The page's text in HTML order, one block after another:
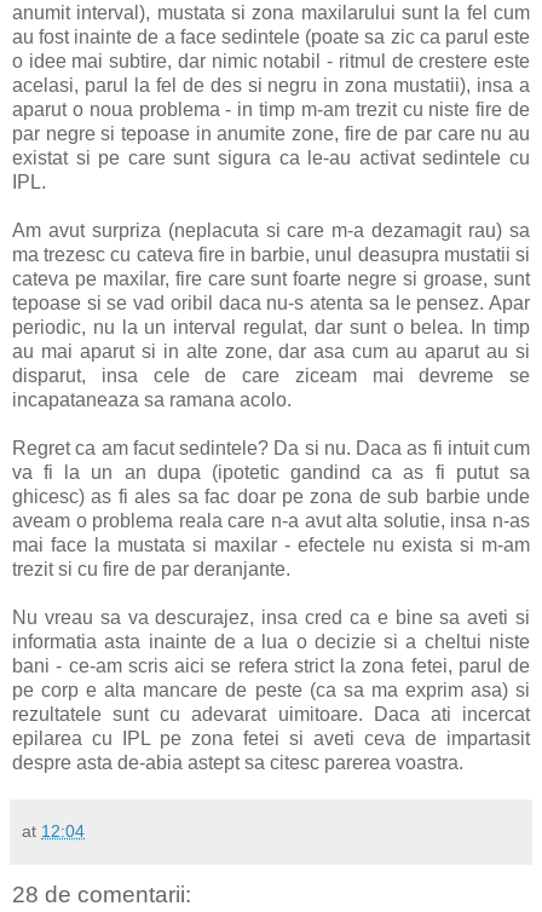
anumit interval), mustata si zona maxilarului sunt la fel cum
au fost inainte de a face sedintele (poate sa zic ca parul este
o idee mai subtire, dar nimic notabil - ritmul de crestere este
acelasi, parul la fel de des si negru in zona mustatii), insa a
aparut o noua problema - in timp m-am trezit cu niste fire de
par negre si tepoase in anumite zone, fire de par care nu au
existat si pe care sunt sigura ca le-au activat sedintele cu
IPL.
Am avut surpriza (neplacuta si care m-a dezamagit rau) sa
ma trezesc cu cateva fire in barbie, unul deasupra mustatii si
cateva pe maxilar, fire care sunt foarte negre si groase, sunt
tepoase si se vad oribil daca nu-s atenta sa le pensez. Apar
periodic, nu la un interval regulat, dar sunt o belea. In timp
au mai aparut si in alte zone, dar asa cum au aparut au si
disparut, insa cele de care ziceam mai devreme se
incapataneaza sa ramana acolo.
Regret ca am facut sedintele? Da si nu. Daca as fi intuit cum
va fi la un an dupa (ipotetic gandind ca as fi putut sa
ghicesc) as fi ales sa fac doar pe zona de sub barbie unde
aveam o problema reala care n-a avut alta solutie, insa n-as
mai face la mustata si maxilar - efectele nu exista si m-am
trezit si cu fire de par deranjante.
Nu vreau sa va descurajez, insa cred ca e bine sa aveti si
informatia asta inainte de a lua o decizie si a cheltui niste
bani - ce-am scris aici se refera strict la zona fetei, parul de
pe corp e alta mancare de peste (ca sa ma exprim asa) si
rezultatele sunt cu adevarat uimitoare. Daca ati incercat
epilarea cu IPL pe zona fetei si aveti ceva de impartasit
despre asta de-abia astept sa citesc parerea voastra.
at 12:04
28 de comentarii: